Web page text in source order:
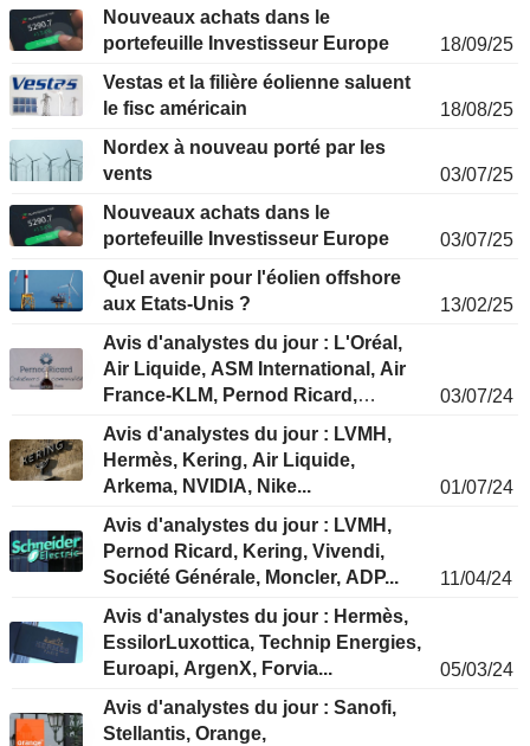
Nouveaux achats dans le
portefeuille Investisseur Europe
18/09/25
Vestas et la filière éolienne saluent
le fisc américain
18/08/25
Nordex à nouveau porté par les
vents
03/07/25
Nouveaux achats dans le
portefeuille Investisseur Europe
03/07/25
Quel avenir pour l'éolien offshore
aux Etats-Unis ?
13/02/25
Avis d'analystes du jour : L'Oréal,
Air Liquide, ASM International, Air
France-KLM, Pernod Ricard,
03/07/24
Avis d'analystes du jour : LVMH,
Hermès, Kering, Air Liquide,
Arkema, NVIDIA, Nike...
01/07/24
Avis d'analystes du jour : LVMH,
Pernod Ricard, Kering, Vivendi,
Société Générale, Moncler, ADP...
11/04/24
Avis d'analystes du jour : Hermès,
EssilorLuxottica, Technip Energies,
Euroapi, ArgenX, Forvia...
05/03/24
Avis d'analystes du jour : Sanofi,
Stellantis, Orange,